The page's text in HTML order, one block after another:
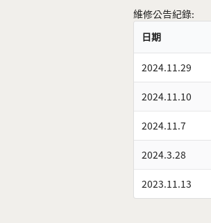
維修公告紀錄:
日期
2024.11.29
2024.11.10
2024.11.7
2024.3.28
2023.11.13